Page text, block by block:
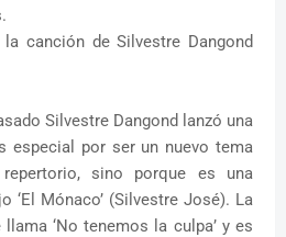
la canción de Silvestre Dangond
Silvestre Dangond lanzó una
especial por ser un nuevo tema
sino porque es una
‘El Mónaco’ (Silvestre José). La
‘No tenemos la culpa’ y es